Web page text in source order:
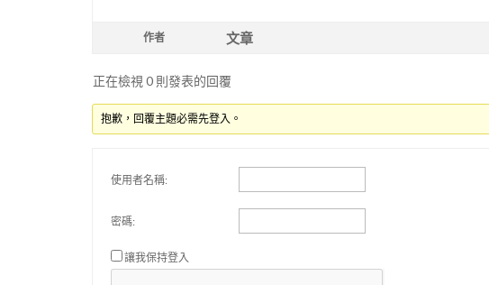
作者 文章
正在檢視 0 則發表的回覆
抱歉，回覆主題必需先登入。
使用者名稱:
密碼:
讓我保持登入